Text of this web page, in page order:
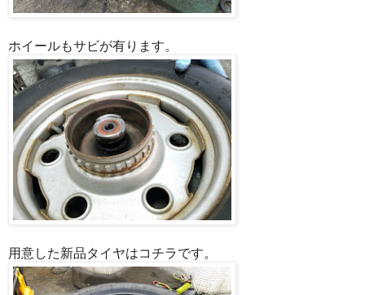
ホイールもサビが有ります。
用意した新品タイヤはコチラです。